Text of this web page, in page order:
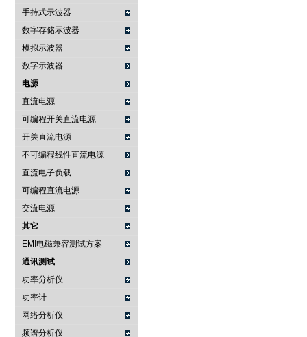
手持式示波器
数字存储示波器
模拟示波器
数字示波器
电源
直流电源
可编程开关直流电源
开关直流电源
不可编程线性直流电源
直流电子负载
可编程直流电源
交流电源
其它
EMI电磁兼容测试方案
通讯测试
功率分析仪
功率计
网络分析仪
频谱分析仪